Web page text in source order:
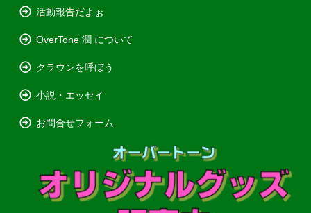
活動報告だよぉ
OverTone 潤 について
クラウンを呼ぼう
小説・エッセイ
お問合せフォーム